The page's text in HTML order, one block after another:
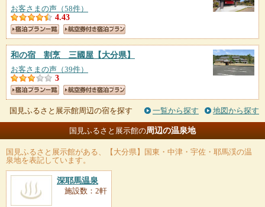
お客さまの声（58件）
4.43
和の宿 割烹 三國屋 【大分県】
お客さまの声（39件）
3
国見ふるさと展示館周辺の宿を探す 一覧から探す 地図から探す
国見ふるさと展示館の周辺の温泉地
国見ふるさと展示館がある、【大分県】国東・中津・宇佐・耶馬渓の温
泉地を表記しています。
深耶馬温泉
施設数：2軒